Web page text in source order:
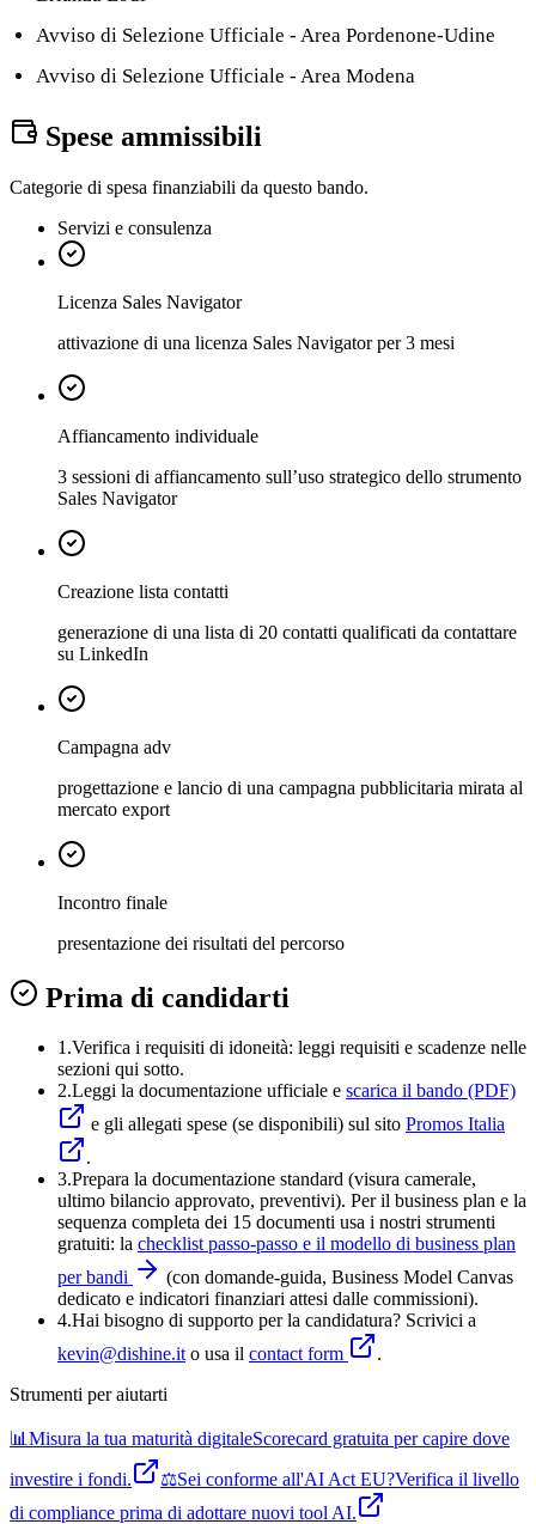
Avviso di Selezione Ufficiale - Area Pordenone-Udine
Avviso di Selezione Ufficiale - Area Modena
Spese ammissibili
Categorie di spesa finanziabili da questo bando.
Servizi e consulenza
Licenza Sales Navigator
attivazione di una licenza Sales Navigator per 3 mesi
Affiancamento individuale
3 sessioni di affiancamento sull’uso strategico dello strumento
Sales Navigator
Creazione lista contatti
generazione di una lista di 20 contatti qualificati da contattare
su LinkedIn
Campagna adv
progettazione e lancio di una campagna pubblicitaria mirata al
mercato export
Incontro finale
presentazione dei risultati del percorso
Prima di candidarti
1.Verifica i requisiti di idoneità: leggi requisiti e scadenze nelle
sezioni qui sotto.
2.Leggi la documentazione ufficiale e scarica il bando (PDF)
e gli allegati spese (se disponibili) sul sito Promos Italia
.
3.Prepara la documentazione standard (visura camerale,
ultimo bilancio approvato, preventivi). Per il business plan e la
sequenza completa dei 15 documenti usa i nostri strumenti
gratuiti: la checklist passo-passo e il modello di business plan
per bandi
(con domande-guida, Business Model Canvas
dedicato e indicatori finanziari attesi dalle commissioni).
4.Hai bisogno di supporto per la candidatura? Scrivici a
kevin@dishine.it o usa il contact form
.
Strumenti per aiutarti
📊Misura la tua maturità digitaleScorecard gratuita per capire dove
investire i fondi.
⚖️Sei conforme all'AI Act EU?Verifica il livello
di compliance prima di adottare nuovi tool AI.